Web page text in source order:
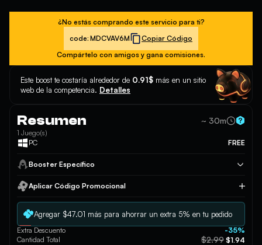
¿No estás comprando este servicio para ti?
code: MDCVAV6M
Copiar Código
Compártelo con amigos y gana comisiones.
Este boost te costaría alrededor de 0.91$ más en un sitio
web de la competencia. Detalles
Resumen ~ 30m
1 Juego(s)
PC
FREE
Booster Específico
Aplicar Código Promocional
Aplicar
Agregar $47.01 más para ahorrar un extra 5% en tu pedido
Extra Descuento
-35%
Cantidad Total
$2.99 $1.94